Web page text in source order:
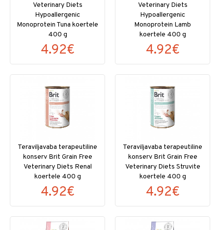
Veterinary Diets
Hypoallergenic
Monoprotein Tuna koertele
400 g
4.92€
Veterinary Diets
Hypoallergenic
Monoprotein Lamb
koertele 400 g
4.92€
Teraviljavaba terapeutiline
konserv Brit Grain Free
Veterinary Diets Renal
koertele 400 g
4.92€
Teraviljavaba terapeutiline
konserv Brit Grain Free
Veterinary Diets Struvite
koertele 400 g
4.92€